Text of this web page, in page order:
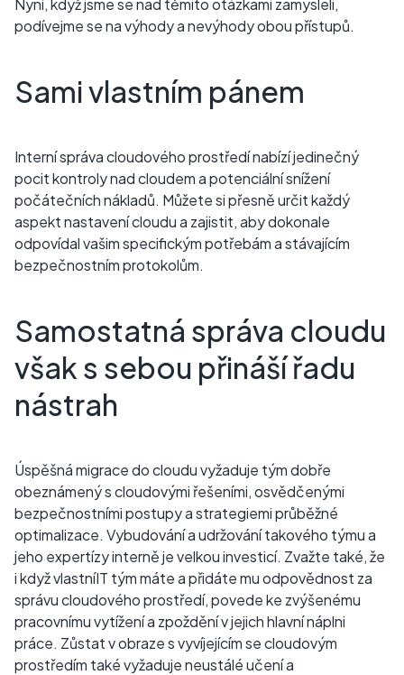
Nyní, když jsme se nad těmito otázkami zamysleli,
podívejme se na výhody a nevýhody obou přístupů.
Sami vlastním pánem
Interní správa cloudového prostředí nabízí jedinečný
pocit kontroly nad cloudem a potenciální snížení
počátečních nákladů. Můžete si přesně určit každý
aspekt nastavení cloudu a zajistit, aby dokonale
odpovídal vašim specifickým potřebám a stávajícím
bezpečnostním protokolům.
Samostatná správa cloudu
však s sebou přináší řadu
nástrah
Úspěšná migrace do cloudu vyžaduje tým dobře
obeznámený s cloudovými řešeními, osvědčenými
bezpečnostními postupy a strategiemi průběžné
optimalizace. Vybudování a udržování takového týmu a
jeho expertízy interně je velkou investicí. Zvažte také, že
i když vlastníIT tým máte a přidáte mu odpovědnost za
správu cloudového prostředí, povede ke zvýšenému
pracovnímu vytížení a zpoždění v jejich hlavní náplni
práce. Zůstat v obraze s vyvíjejícím se cloudovým
prostředím také vyžaduje neustálé učení a